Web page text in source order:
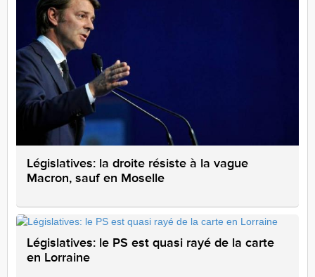
Législatives: la droite résiste à la vague
Macron, sauf en Moselle
Législatives: le PS est quasi rayé de la carte
en Lorraine